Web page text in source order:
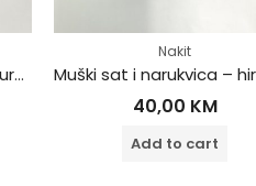
Ženski sat i narukvica – hirurški čelik
Nakit
40,00 KM
Add to cart